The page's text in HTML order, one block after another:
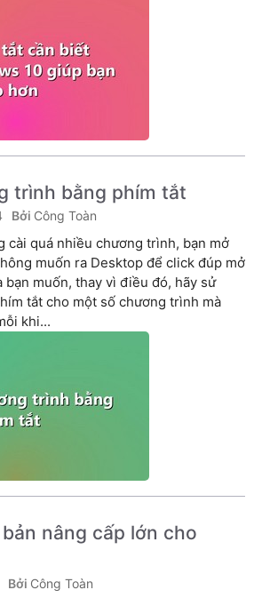
trình bằng phím tắt
Công Toàn
cài quá nhiều chương trình, bạn mở
muốn ra Desktop để click đúp mở
muốn, thay vì điều đó, hãy sử
tắt cho một số chương trình mà
khi...
nâng cấp lớn cho
Công Toàn